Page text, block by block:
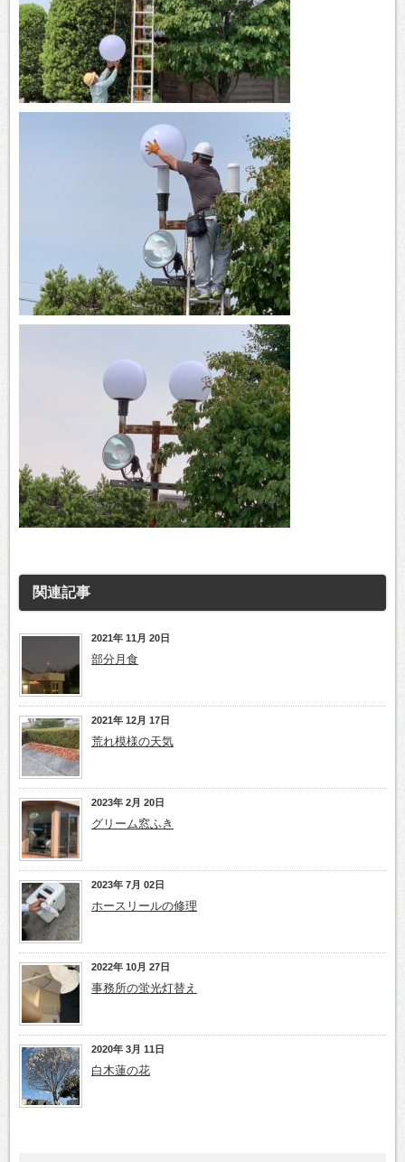
関連記事
2021年 11月 20日
部分月食
2021年 12月 17日
荒れ模様の天気
2023年 2月 20日
グリーム窓ふき
2023年 7月 02日
ホースリールの修理
2022年 10月 27日
事務所の蛍光灯替え
2020年 3月 11日
白木蓮の花